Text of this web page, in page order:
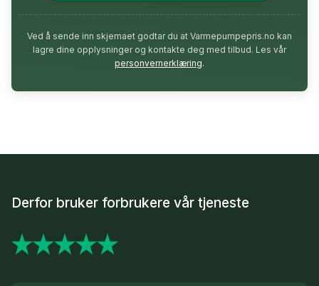
Ved å sende inn skjemaet godtar du at Varmepumpepris.no kan
lagre dine opplysninger og kontakte deg med tilbud. Les vår
personvernerklæring.
Derfor bruker forbrukere vår tjeneste